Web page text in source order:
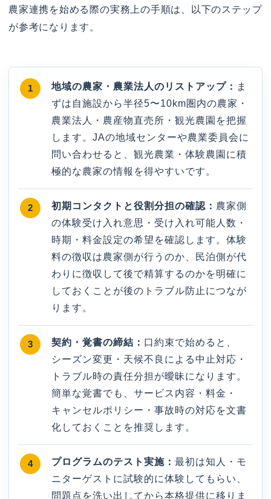
農家連携を始める際の実務上の手順は、以下のステップ
が参考になります。
地域の農家・農業法人のリストアップ： ま
ずは自施設から半径5〜10km圏内の農家・
農業法人・農産物直売所・観光農園を把握
します。JAの地域センターや農業委員会に
問い合わせると、観光農業・体験農園に積
極的な農家の情報を得やすいです。
初期コンタクトと役割分担の確認： 農家側
の体験受け入れ意思・受け入れ可能人数・
時期・料金設定の希望を確認します。体験
料の徴収は農家側が行うのか、民泊側が代
わりに徴収して後で精算するのかを明確に
しておくことが後のトラブル防止につなが
ります。
契約・覚書の締結： 口約束で始めると、
シーズン変更・天候不良による中止対応・
トラブル時の責任分担が曖昧になります。
簡単な覚書でも、サービス内容・料金・
キャンセルポリシー・事故時の対応を文書
化しておくことを推奨します。
プログラムのテスト実施：最初は知人・モ
ニターゲストに試験的に体験してもらい、
問題点を洗い出してから本格提供に移りま